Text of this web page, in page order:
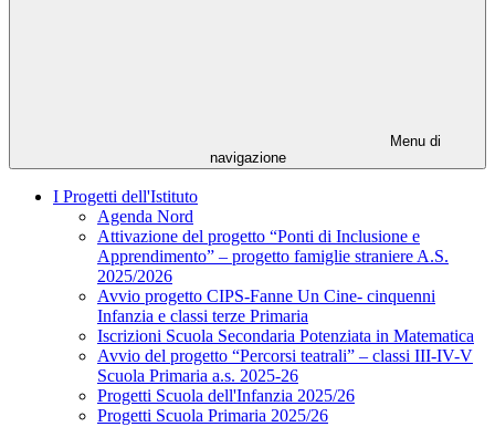
Menu di
navigazione
I Progetti dell'Istituto
Agenda Nord
Attivazione del progetto “Ponti di Inclusione e
Apprendimento” – progetto famiglie straniere A.S.
2025/2026
Avvio progetto CIPS-Fanne Un Cine- cinquenni
Infanzia e classi terze Primaria
Iscrizioni Scuola Secondaria Potenziata in Matematica
Avvio del progetto “Percorsi teatrali” – classi III-IV-V
Scuola Primaria a.s. 2025-26
Progetti Scuola dell'Infanzia 2025/26
Progetti Scuola Primaria 2025/26